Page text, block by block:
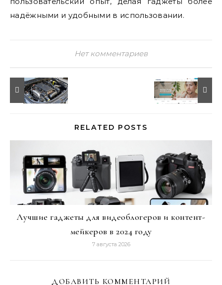
надёжными и удобными в использовании.
Нет комментариев
RELATED POSTS
Лучшие гаджеты для видеоблогеров и контент-
мейкеров в 2024 году
7 августа 2026
ДОБАВИТЬ КОММЕНТАРИЙ